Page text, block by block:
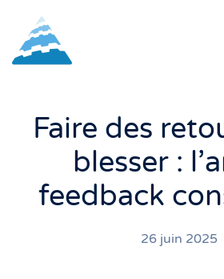
Skip to main content
Faire des
blesser :
feedback
26 juin 2025